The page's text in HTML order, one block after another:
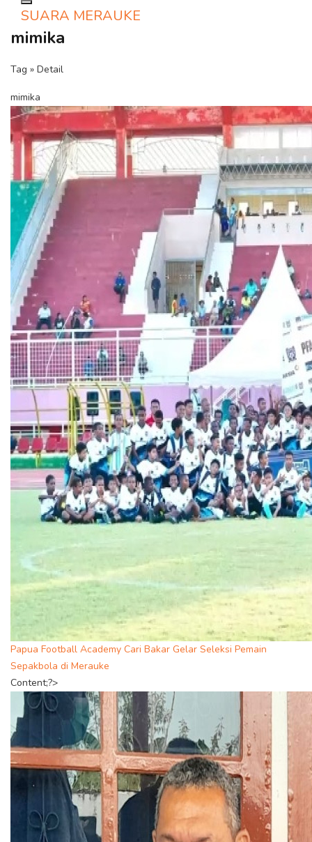
Toggle navigation
SUARA MERAUKE
mimika
Tag » Detail
mimika
Papua Football Academy Cari Bakar Gelar Seleksi Pemain
Sepakbola di Merauke
Content;?>